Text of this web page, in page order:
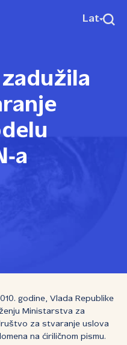
Lat
godine, Vlada Republike
Ministarstva za
za stvaranje uslova
na ćiriličnom pismu.